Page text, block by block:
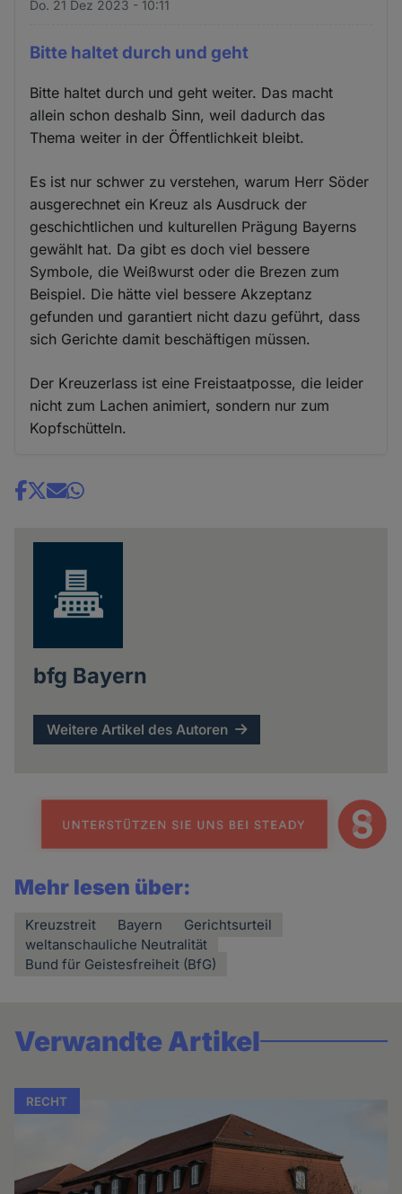
Do. 21 Dez 2023 - 10:11
Bitte haltet durch und geht
Bitte haltet durch und geht weiter. Das macht
allein schon deshalb Sinn, weil dadurch das
Thema weiter in der Öffentlichkeit bleibt.
Es ist nur schwer zu verstehen, warum Herr Söder
ausgerechnet ein Kreuz als Ausdruck der
geschichtlichen und kulturellen Prägung Bayerns
gewählt hat. Da gibt es doch viel bessere
Symbole, die Weißwurst oder die Brezen zum
Beispiel. Die hätte viel bessere Akzeptanz
gefunden und garantiert nicht dazu geführt, dass
sich Gerichte damit beschäftigen müssen.
Der Kreuzerlass ist eine Freistaatposse, die leider
nicht zum Lachen animiert, sondern nur zum
Kopfschütteln.
Share
bfg Bayern
Weitere Artikel des Autoren
Mehr lesen über:
Kreuzstreit Bayern
Gerichtsurteil
weltanschauliche Neutralität
Bund für Geistesfreiheit (BfG)
Verwandte Artikel
RECHT